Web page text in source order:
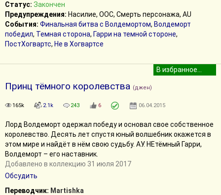
Статус: Закончен
Предупреждения: Насилие, ООС, Смерть персонажа, AU
События: Финальная битва с Волдемортом, Волдеморт
победил, Темная сторона, Гарри на темной стороне,
ПостХогвартс, Не в Хогвартсе
Принц тёмного королевства (джен)
165k 2.1k 243 6 06.04.2015
Лорд Волдеморт одержал победу и основал свое собственное
королевство. Десять лет спустя юный волшебник окажется в
этом мире и найдёт в нём свою судьбу. АУ. НЕтёмный Гарри,
Волдеморт – его наставник.
Добавлено в коллекцию 31 июля 2017
Обсудить
Переводчик: Martishka